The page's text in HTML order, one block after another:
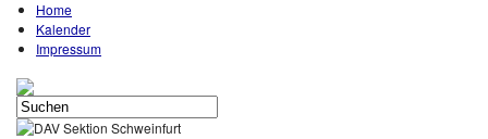
Home
Kalender
Impressum